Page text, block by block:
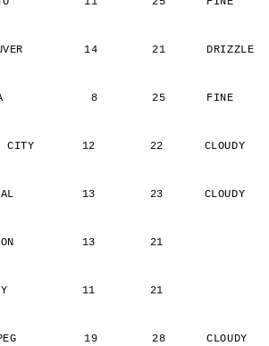
14        21      DRIZZLE
8        25      FINE
CITY       12        22      CLOUDY
13        23      CLOUDY
13        21
11        21
19        28      CLOUDY